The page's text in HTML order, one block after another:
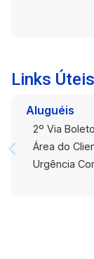
Links Úteis
Aluguéis
2º Via Boleto
Área do
Urgência